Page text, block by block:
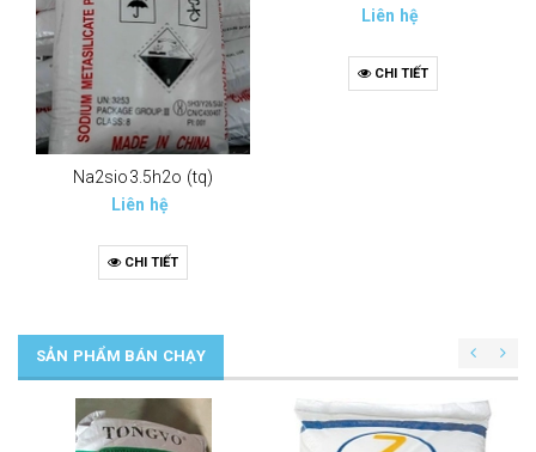
Na2sio3.5h2o (tq)
Liên hệ
CHI TIẾT
Liên hệ
CHI TIẾT
SẢN PHẨM BÁN CHẠY